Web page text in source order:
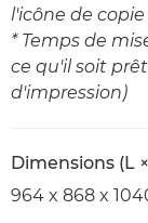
l'icône de
* Temps de
ce qu'il soit
d'impression)
Dimensions (L
964 x 868 x